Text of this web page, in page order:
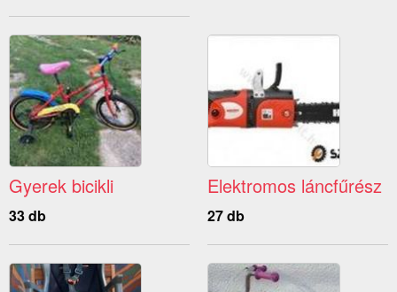
Gyerek bicikli
33 db
Elektromos láncfűrész
27 db